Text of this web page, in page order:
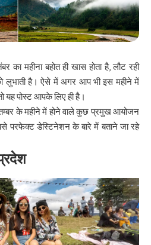
का महीना बहोत ही खास होता है, लौट रही
लुभाती है। ऐसे में अगर आप भी इस महीने में
यह पोस्ट आपके लिए ही है।
के महीने में होने वाले कुछ प्रमुख आयोजन
परफेक्ट डेस्टिनेशन के बारे में बताने जा रहे